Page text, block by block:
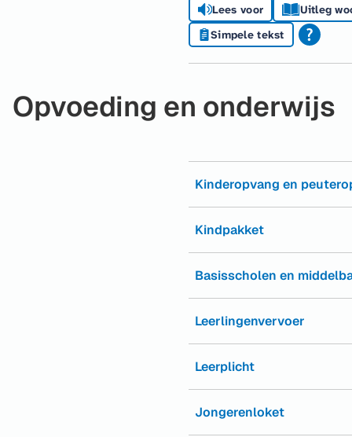
Lees voor
Uitleg
Simpele tekst
Opvoeding en onderwijs
Kinderopvang en
Kindpakket
Basisscholen en
Leerlingenvervoer
Leerplicht
Jongerenloket